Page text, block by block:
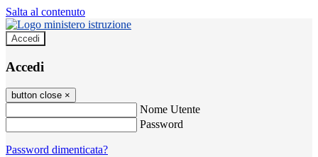
Salta al contenuto
Accedi
Accedi
button close ×
Nome Utente
Password
Password dimenticata?